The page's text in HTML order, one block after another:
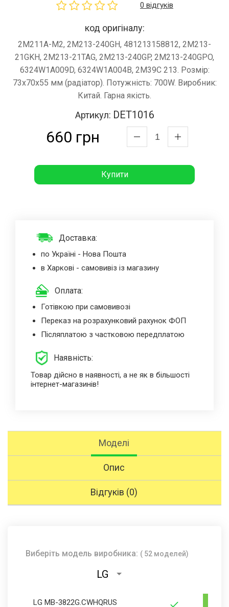
0 відгуків
код оригіналу:
2M211A-M2, 2M213-240GH, 481213158812, 2M213-
21GKH, 2M213-21TAG, 2M213-240GP, 2M213-240GPO,
6324W1A009D, 6324W1A004B, 2M39C 213. Розмір:
73х70х55 мм (радіатор). Потужність: 700W. Виробник:
Китай. Гарна якість.
Артикул: DET1016
660 грн
Купити
Доставка:
по Україні - Нова Пошта
в Харкові - самовивіз із магазину
Оплата:
Готівкою при самовивозі
Переказ на розрахунковий рахунок ФОП
Післяплатою з частковою передплатою
Наявність:
Товар дійсно в наявності, а не як в більшості
інтернет-магазинів!
Моделі
Опис
Відгуків (0)
Виберіть модель виробника: ( 52 моделей)
LG
LG MB-3822G.CWHQRUS